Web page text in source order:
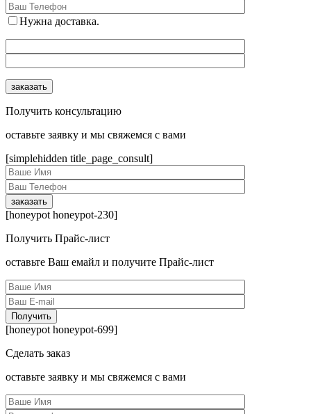
Нужна доставка.
Получить консультацию
оcтавьте заявку и мы свяжемся с вами
[simplehidden title_page_consult]
[honeypot honeypot-230]
Получить Прайс-лист
оcтавьте Ваш емайл и получите Прайс-лист
[honeypot honeypot-699]
Сделать заказ
оcтавьте заявку и мы свяжемся с вами